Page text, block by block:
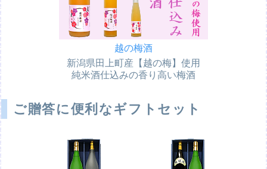
越の梅酒
新潟県田上町産【越の梅】使用
純米酒仕込みの香り高い梅酒
ご贈答に便利なギフトセット